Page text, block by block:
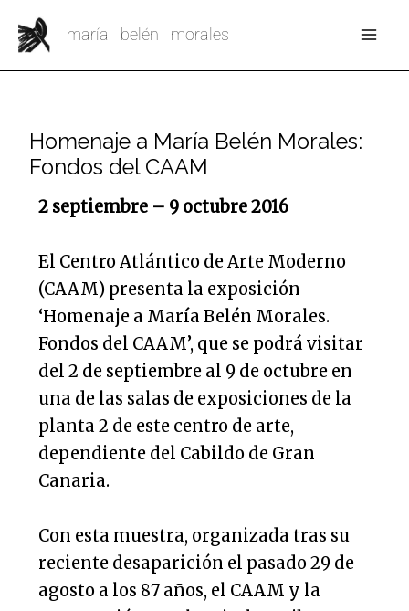
contenido
maría belén morales
Homenaje a María Belén Morales:
Fondos del CAAM
2 septiembre – 9 octubre 2016
El Centro Atlántico de Arte Moderno
(CAAM) presenta la exposición
‘Homenaje a María Belén Morales.
Fondos del CAAM’, que se podrá visitar
del 2 de septiembre al 9 de octubre en
una de las salas de exposiciones de la
planta 2 de este centro de arte,
dependiente del Cabildo de Gran
Canaria.
Con esta muestra, organizada tras su
reciente desaparición el pasado 29 de
agosto a los 87 años, el CAAM y la